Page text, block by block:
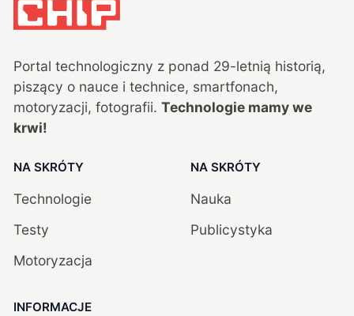
Portal technologiczny z ponad 29-letnią historią,
piszący o nauce i technice, smartfonach,
motoryzacji, fotografii. Technologie mamy we
krwi!
NA SKRÓTY
Technologie
Testy
Motoryzacja
NA SKRÓTY
Nauka
Publicystyka
INFORMACJE